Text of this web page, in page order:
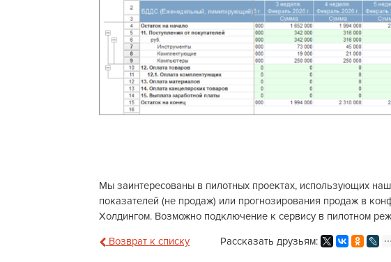
Мы заинтересованы в пилотных проектах, использующих
показателей (не продаж) или прогнозирования продаж в
Холдингом. Возможно подключение к сервису в пилотном
Возврат к списку Рассказать друзьям: